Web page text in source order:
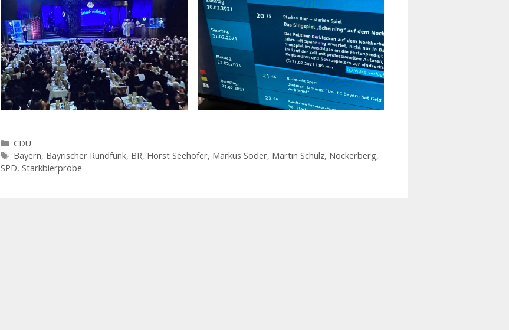
Kategorien
CDU
Schlagwörter
Bayern, Bayrischer Rundfunk, BR, Horst Seehofer, Markus Söder, Martin Schulz, Nockerberg,
SPD, Starkbierprobe